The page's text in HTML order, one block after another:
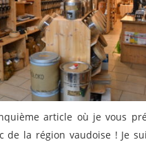
article où je vous
de la région vaudoise ! Je